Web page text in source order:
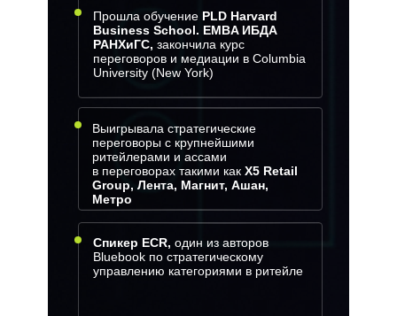
Выигрывала стратегические
переговоры c крупнейшими
ритейлерами и ассами
в переговорах такими как Х5 Retail
Group, Лента, Магнит, Ашан,
Метро
Прошла обучение PLD Harvard
Business School. EMBA ИБДА
РАНХиГС, закончила курс
переговоров и медиации в Columbia
University (New York)
Спикер ECR, один из авторов
Bluebook по стратегическому
управлению категориями в ритейле